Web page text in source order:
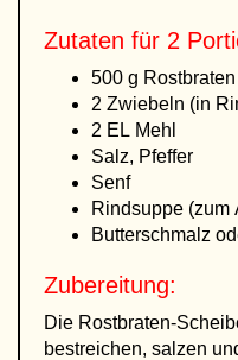
Zutaten für 2
500 g
2 Zwiebeln (in
2 EL Mehl
Salz, Pfeffer
Senf
Rindsuppe (zum
Butterschmalz
Zubereitung:
Die Rostbraten-
bestreichen, salzen